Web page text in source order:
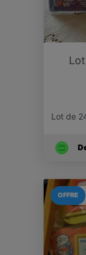
Lot de
OFFRE